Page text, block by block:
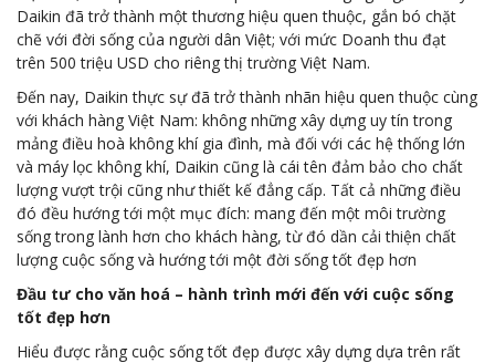
Daikin đã trở thành một thương hiệu quen thuộc, gắn bó chặt
chẽ với đời sống của người dân Việt; với mức Doanh thu đạt
trên 500 triệu USD cho riêng thị trường Việt Nam.
Đến nay, Daikin thực sự đã trở thành nhãn hiệu quen thuộc cùng
với khách hàng Việt Nam: không những xây dựng uy tín trong
mảng điều hoà không khí gia đình, mà đối với các hệ thống lớn
và máy lọc không khí, Daikin cũng là cái tên đảm bảo cho chất
lượng vượt trội cũng như thiết kế đẳng cấp. Tất cả những điều
đó đều hướng tới một mục đích: mang đến một môi trường
sống trong lành hơn cho khách hàng, từ đó dần cải thiện chất
lượng cuộc sống và hướng tới một đời sống tốt đẹp hơn
Đầu tư cho văn hoá – hành trình mới đến với cuộc sống
tốt đẹp hơn
Hiểu được rằng cuộc sống tốt đẹp được xây dựng dựa trên rất